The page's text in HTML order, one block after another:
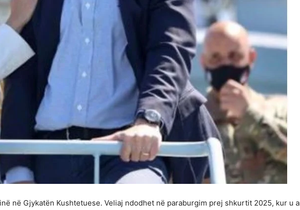
në Gjykatën Kushtetuese. Veliaj ndodhet në paraburgim prej shkurtit 2025, kur u